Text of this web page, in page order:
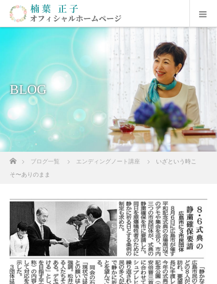
BLOG
ホームブログ一覧 エンディングノート講座
いざという時こ
そ〜ありのまま